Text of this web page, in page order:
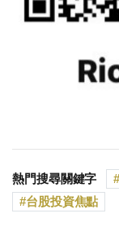
熱門搜尋關鍵字
台股投資焦點